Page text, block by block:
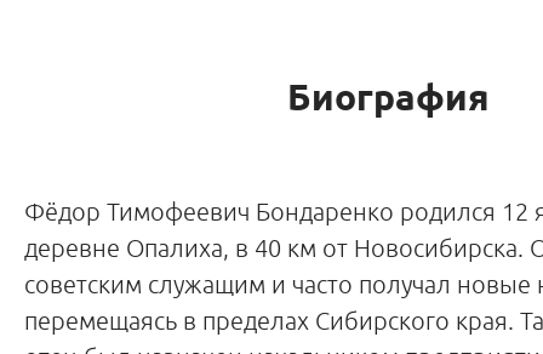
Биография
Фёдор Тимофеевич Бондаренко родился 12
деревне Опалиха, в 40 км от Новосибирска.
советским служащим и часто получал новые
перемещаясь в пределах Сибирского края.